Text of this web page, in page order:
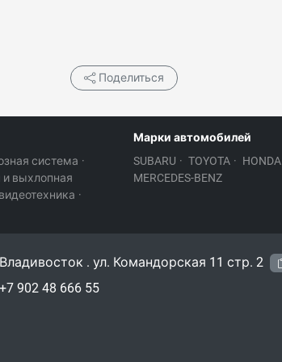
Поделиться
система ·
и выхлопная
·
Марки автомобилей
SUBARU · TOYOTA · HONDA
MERCEDES-BENZ
Владивосток . ул. Командорская 11 стр. 2
+7 902 48 666 55